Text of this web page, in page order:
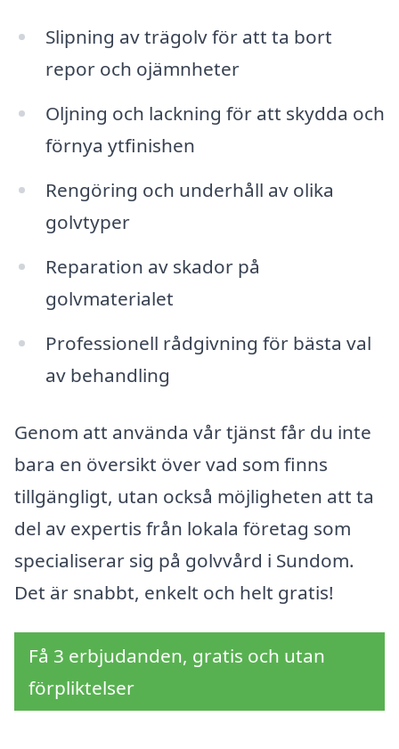
Slipning av trägolv för att ta bort
repor och ojämnheter
Oljning och lackning för att skydda och
förnya ytfinishen
Rengöring och underhåll av olika
golvtyper
Reparation av skador på
golvmaterialet
Professionell rådgivning för bästa val
av behandling
Genom att använda vår tjänst får du inte
bara en översikt över vad som finns
tillgängligt, utan också möjligheten att ta
del av expertis från lokala företag som
specialiserar sig på golvvård i Sundom.
Det är snabbt, enkelt och helt gratis!
Få 3 erbjudanden, gratis och utan
förpliktelser